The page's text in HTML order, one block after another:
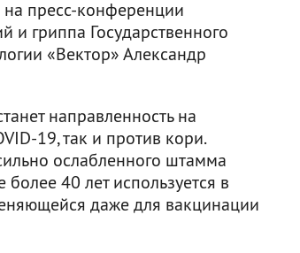
на пресс-конференции
гриппа Государственного
«Вектор» Александр
направленность на
19, так и против кори.
ослабленного штамма
40 лет используется в
даже для вакцинации